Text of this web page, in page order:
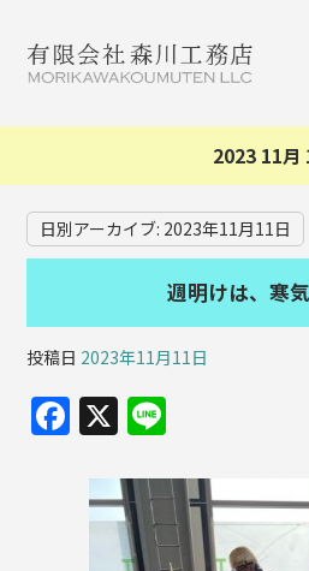
2023 11月
日別アーカイブ: 2023年11月11日
週明けは、寒
投稿日 2023年11月11日
F
a
c
e
X
e